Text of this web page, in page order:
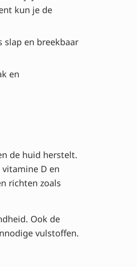
kun je de
slap en breekbaar
en
de huid herstelt.
D en
richten zoals
Ook de
vulstoffen.